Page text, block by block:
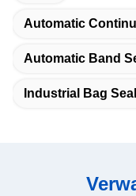
Automatic
Automatic Band
Industrial Bag